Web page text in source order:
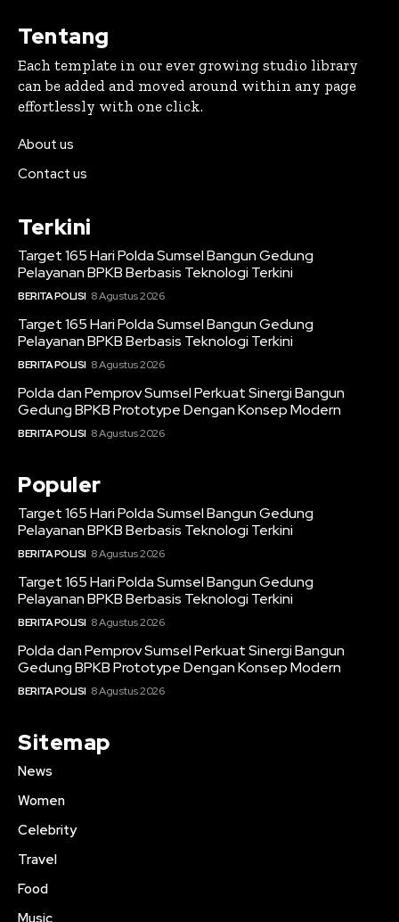
Tentang
Each template in our ever growing studio library
can be added and moved around within any page
effortlessly with one click.
About us
Contact us
Terkini
Target 165 Hari Polda Sumsel Bangun Gedung
Pelayanan BPKB Berbasis Teknologi Terkini
BERITA POLISI 8 Agustus 2026
Target 165 Hari Polda Sumsel Bangun Gedung
Pelayanan BPKB Berbasis Teknologi Terkini
BERITA POLISI 8 Agustus 2026
Polda dan Pemprov Sumsel Perkuat Sinergi Bangun
Gedung BPKB Prototype Dengan Konsep Modern
BERITA POLISI 8 Agustus 2026
Populer
Target 165 Hari Polda Sumsel Bangun Gedung
Pelayanan BPKB Berbasis Teknologi Terkini
BERITA POLISI 8 Agustus 2026
Target 165 Hari Polda Sumsel Bangun Gedung
Pelayanan BPKB Berbasis Teknologi Terkini
BERITA POLISI 8 Agustus 2026
Polda dan Pemprov Sumsel Perkuat Sinergi Bangun
Gedung BPKB Prototype Dengan Konsep Modern
BERITA POLISI 8 Agustus 2026
Sitemap
News
Women
Celebrity
Travel
Food